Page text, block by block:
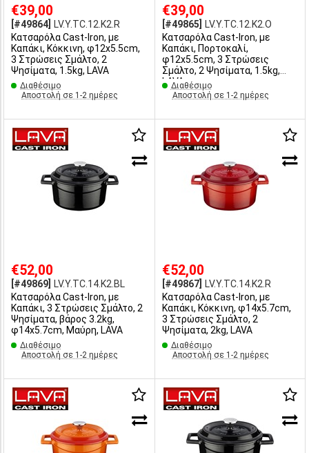
€39,00
[#49864]
LV.Y.TC.12.K2.R
Κατσαρόλα Cast-Iron, με
Καπάκι, Κόκκινη, φ12x5.5cm,
3 Στρώσεις Σμάλτο, 2
Ψησίματα, 1.5kg, LAVA
Διαθέσιμο
Αποστολή σε 1-2 ημέρες
€39,00
[#49865]
LV.Y.TC.12.K2.O
Κατσαρόλα Cast-Iron, με
Καπάκι, Πορτοκαλί,
φ12x5.5cm, 3 Στρώσεις
Σμάλτο, 2 Ψησίματα, 1.5kg,
LAVA
Διαθέσιμο
Αποστολή σε 1-2 ημέρες
€52,00
[#49869]
LV.Y.TC.14.K2.BL
Κατσαρόλα Cast-Iron, με
Καπάκι, 3 Στρώσεις Σμάλτο, 2
Ψησίματα, βάρος 3.2kg,
φ14x5.7cm, Μαύρη, LAVA
Διαθέσιμο
Αποστολή σε 1-2 ημέρες
€52,00
[#49867]
LV.Y.TC.14.K2.R
Κατσαρόλα Cast-Iron, με
Καπάκι, Κόκκινη, φ14x5.7cm,
3 Στρώσεις Σμάλτο, 2
Ψησίματα, 2kg, LAVA
Διαθέσιμο
Αποστολή σε 1-2 ημέρες